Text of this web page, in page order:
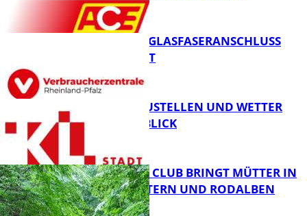
FB News
WARUM EIN GLASFASERANSCHLUSS
SINNVOLL IST
FB News
PARKEN, BAUSTELLEN UND WETTER
DIGITAL IM BLICK
NEUER MOM CLUB BRINGT MÜTTER IN
KAISERSLAUTERN UND RODALBEN
ZUSAMMEN